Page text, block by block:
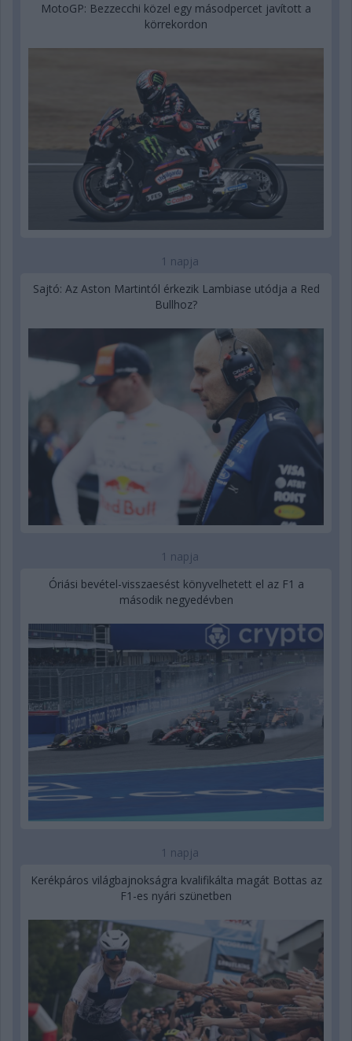
MotoGP: Bezzecchi közel egy másodpercet javított a
körrekordon
1 napja
Sajtó: Az Aston Martintól érkezik Lambiase utódja a Red
Bullhoz?
1 napja
Óriási bevétel-visszaesést könyvelhetett el az F1 a
második negyedévben
1 napja
Kerékpáros világbajnokságra kvalifikálta magát Bottas az
F1-es nyári szünetben